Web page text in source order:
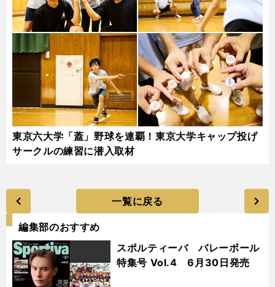
東京六大学「蓋」野球を連覇！東京大学キャップ投げ
サークルの練習に潜入取材
一覧に戻る
編集部のおすすめ
スポルティーバ バレーボール
特集号 Vol.4 6月30日発売